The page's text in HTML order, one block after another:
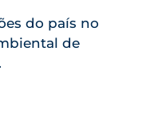
do país no
de